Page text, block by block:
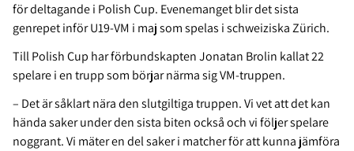
för deltagande i Polish Cup. Evenemanget blir det sista
genrepet inför U19-VM i maj som spelas i schweiziska Zürich.
Till Polish Cup har förbundskapten Jonatan Brolin kallat 22
spelare i en trupp som börjar närma sig VM-truppen.
– Det är såklart nära den slutgiltiga truppen. Vi vet att det kan
hända saker under den sista biten också och vi följer spelare
noggrant. Vi mäter en del saker i matcher för att kunna jämföra